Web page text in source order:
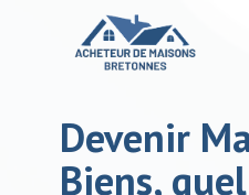
Accueil – Ma formation MDB
Devenir
Biens,